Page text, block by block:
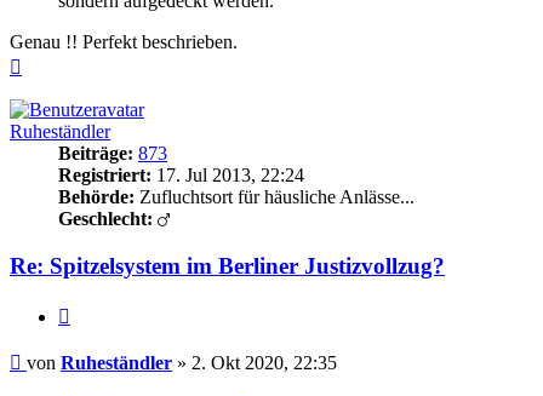
Genau !! Perfekt beschrieben.
Ruheständler
Beiträge: 873
Registriert: 17. Jul 2013, 22:24
Behörde: Zufluchtsort für häusliche Anlässe...
Geschlecht:
Re: Spitzelsystem im Berliner Justizvollzug?
Beitrag
von Ruheständler » 2. Okt 2020, 22:35